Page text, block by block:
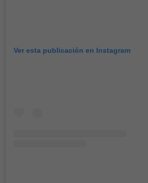
Ver esta publicación en Instagram